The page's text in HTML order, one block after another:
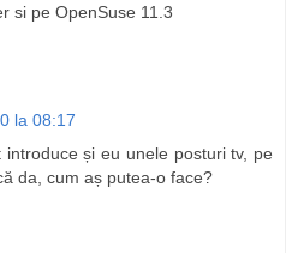
si pe OpenSuse 11.3
la 08:17
și eu unele posturi tv, pe
da, cum aș putea-o face?